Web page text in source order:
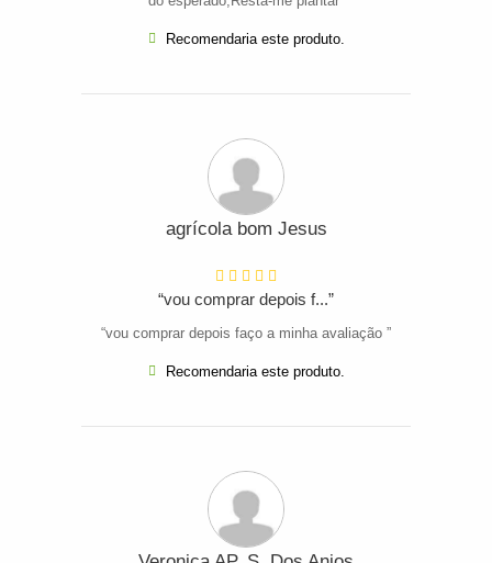
Recomendaria este produto.
agrícola bom Jesus
“vou comprar depois f...”
“vou comprar depois faço a minha avaliação ”
Recomendaria este produto.